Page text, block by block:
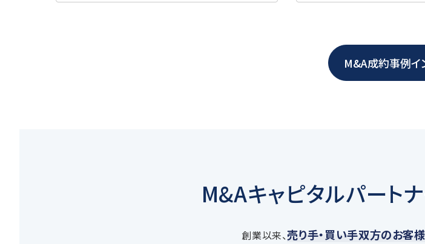
M&A成約事例イ
M&Aキャピタルパート
創業以来、売り手・買い手双方のお客